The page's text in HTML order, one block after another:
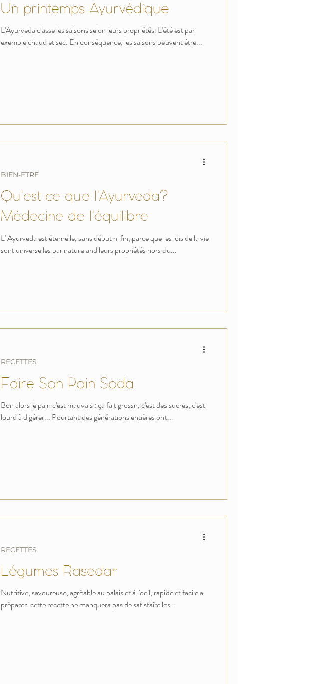
Un printemps Ayurvédique
L'Ayurveda classe les saisons selon leurs propriétés. L'été est par
exemple chaud et sec. En conséquence, les saisons peuvent être...
Qu'est ce que l'Ayurveda?
Médecine de l'équilibre
L' Ayurveda est éternelle, sans début ni fin, parce que les lois de la vie
sont universelles par nature and leurs propriétés hors du...
BIEN-ETRE
Faire Son Pain Soda
Bon alors le pain c'est mauvais : ça fait grossir, c'est des sucres, c'est
lourd à digérer... Pourtant des générations entières ont...
RECETTES
Légumes Rasedar
Nutritive, savoureuse, agréable au palais et à l'oeil, rapide et facile a
préparer: cette recette ne manquera pas de satisfaire les...
RECETTES